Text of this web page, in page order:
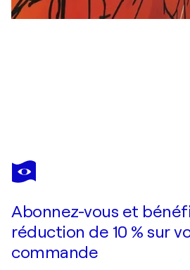
JEAN-FRANÇOIS VAUTRIN
Masque
Abonnez-vous et
réduction de 10 % sur
commande